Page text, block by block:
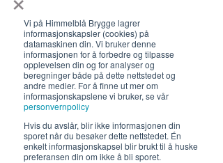
Vi på Himmelblå Brygge lagrer
informasjonskapsler (cookies) på
datamaskinen din. Vi bruker denne
informasjonen for å forbedre og tilpasse
opplevelsen din og for analyser og
beregninger både på dette nettstedet og
andre medier. For å finne ut mer om
informasjonskapslene vi bruker, se vår
personvernpolicy
Hvis du avslår, blir ikke informasjonen din
sporet når du besøker dette nettstedet. Én
enkelt informasjonskapsel blir brukt til å huske
preferansen din om ikke å bli sporet.
Lunsj 12-16:30 | Middag 18:30
Fra 30.7 begrenset servering
12-17, middag 18.30
Hold deg oppdatert om hva
som skjer på Himmelblå og
neste sommer!